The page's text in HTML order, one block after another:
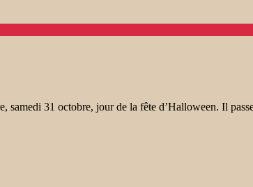
31 octobre, jour de la fête d’Halloween. Il